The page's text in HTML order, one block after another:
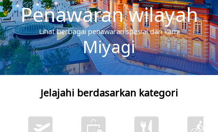
Penawaran wilayah
Lihat berbagai penawaran spesial dari kami
Miyagi
Jelajahi berdasarkan kategori